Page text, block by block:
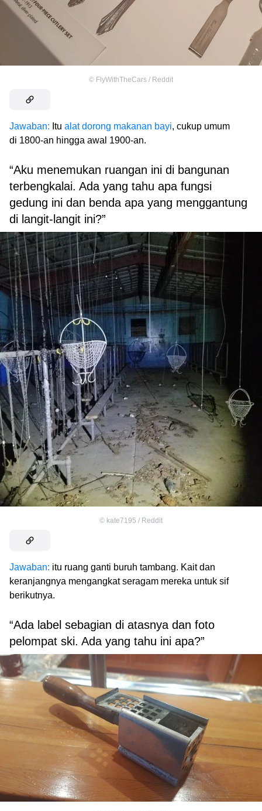
© FlyWithTheCars / Reddit
Jawaban: Itu alat dorong makanan bayi, cukup umum
di 1800-an hingga awal 1900-an.
“Aku menemukan ruangan ini di bangunan
terbengkalai. Ada yang tahu apa fungsi
gedung ini dan benda apa yang menggantung
di langit-langit ini?”
© kate7195 / Reddit
Jawaban: itu ruang ganti buruh tambang. Kait dan
keranjangnya mengangkat seragam mereka untuk sif
berikutnya.
“Ada label sebagian di atasnya dan foto
pelompat ski. Ada yang tahu ini apa?”